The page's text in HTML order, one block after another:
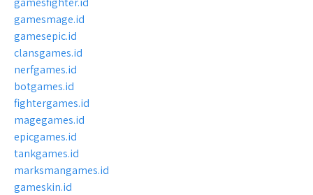
gamesmage.id
gamesepic.id
clansgames.id
nerfgames.id
botgames.id
fightergames.id
magegames.id
epicgames.id
tankgames.id
marksmangames.id
gameskin.id